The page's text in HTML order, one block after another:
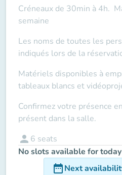
Créneaux de 30min à 4h.
semaine
Les noms de toutes les
indiqués lors de la
Matériels disponibles à
tableaux blancs et
Confirmez votre présence
présent dans la salle.
person 6 seats
No slots available for today
date_rangeNext